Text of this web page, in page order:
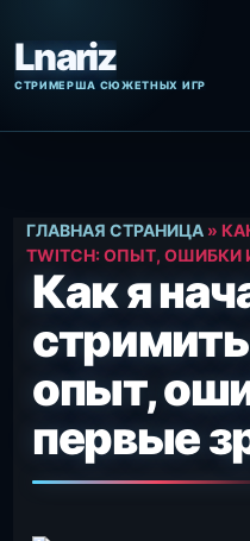
содержанию
ГЛАВНАЯ СТРАНИЦА »
TWITCH: ОПЫТ, ОШИБКИ
Как я
опыт,
первые